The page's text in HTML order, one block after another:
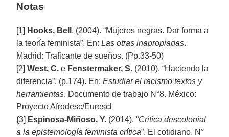
Notas
[1] Hooks, Bell . (2004). “Mujeres negras. Dar forma a
la teoría feminista”. En:Las otras inapropiadas.
Madrid: Traficante de sueños. (Pp.33-50)
[2]West, C. e Fenstermaker, S. (2010). “Haciendo la
diferencia”. (p.174). En:Estudiar el racismo textos y
herramientas. Documento de trabajo N°8. México:
Proyecto Afrodesc/Eurescl
{3] Espinosa-Miñoso, Y. (2014). “Critica descolonial
a la epistemología feminista crítica”. El cotidiano. N°